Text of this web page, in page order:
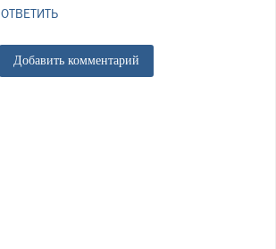
ОТВЕТИТЬ
Добавить комментарий